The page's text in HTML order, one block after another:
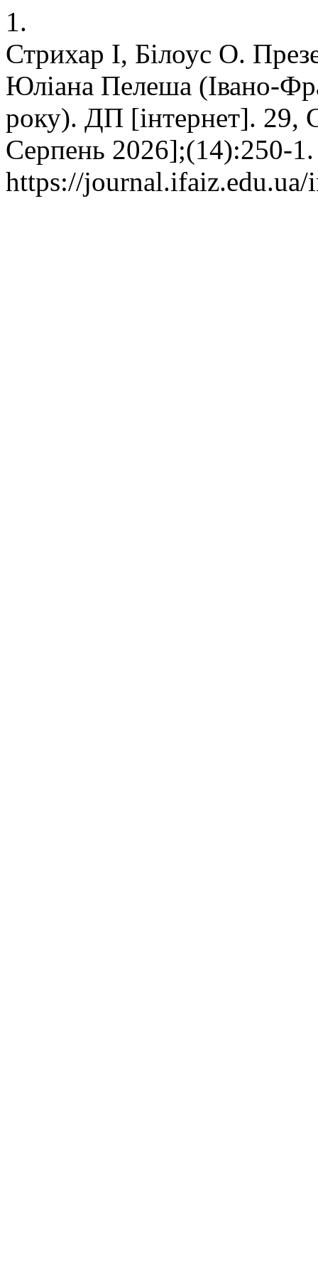
1.
Стрихар І, Білоус О.
Юліана Пелеша (Івано-
року). ДП [інтернет]. 29,
Серпень 2026];(14):250-
https://